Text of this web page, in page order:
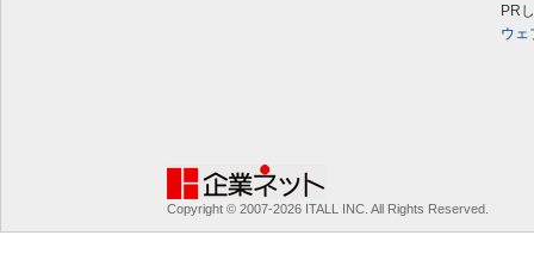
PR
ウェ
Copyright © 2007-2026 ITALL INC. All Rights Reserved.